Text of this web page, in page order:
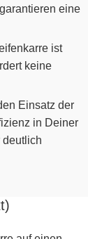
eine
ist
keine
Einsatz der
in Deiner
deutlich